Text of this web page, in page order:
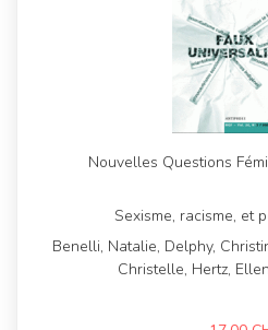
Nouvelles Questions
Sexisme, racisme, et
Benelli, Natalie, Delphy,
Christelle, Hertz,